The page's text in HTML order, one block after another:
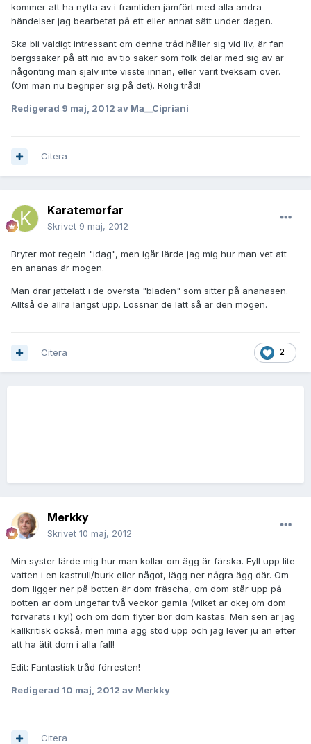
kommer att ha nytta av i framtiden jämfört med alla andra
händelser jag bearbetat på ett eller annat sätt under dagen.
Ska bli väldigt intressant om denna tråd håller sig vid liv, är fan
bergssäker på att nio av tio saker som folk delar med sig av är
någonting man själv inte visste innan, eller varit tveksam över.
(Om man nu begriper sig på det). Rolig tråd!
Redigerad 9 maj, 2012 av Ma__Cipriani
Citera
Karatemorfar
Skrivet 9 maj, 2012
Bryter mot regeln "idag", men igår lärde jag mig hur man vet att
en ananas är mogen.
Man drar jättelätt i de översta "bladen" som sitter på ananasen.
Alltså de allra längst upp. Lossnar de lätt så är den mogen.
2
Citera
Merkky
Skrivet 10 maj, 2012
Min syster lärde mig hur man kollar om ägg är färska. Fyll upp lite
vatten i en kastrull/burk eller något, lägg ner några ägg där. Om
dom ligger ner på botten är dom fräscha, om dom står upp på
botten är dom ungefär två veckor gamla (vilket är okej om dom
förvarats i kyl) och om dom flyter bör dom kastas. Men sen är jag
källkritisk också, men mina ägg stod upp och jag lever ju än efter
att ha ätit dom i alla fall!
Edit: Fantastisk tråd förresten!
Redigerad 10 maj, 2012 av Merkky
Citera